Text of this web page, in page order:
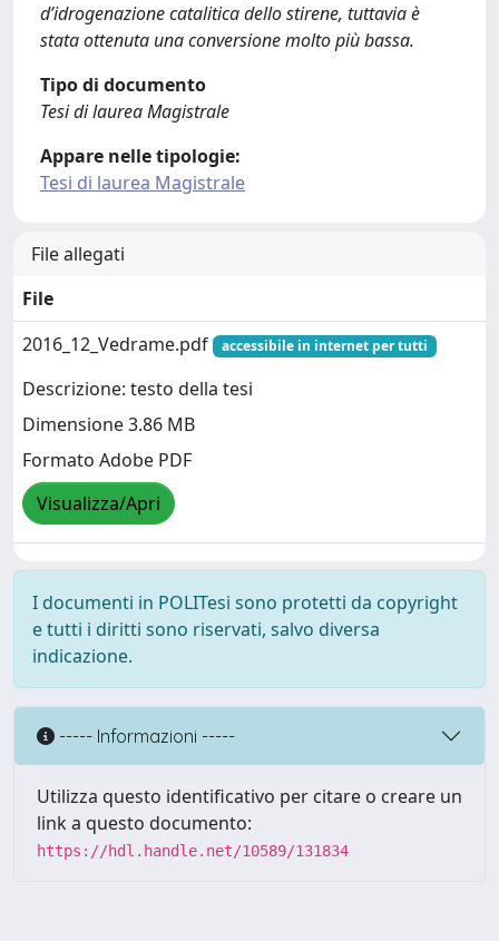
d’idrogenazione catalitica dello stirene, tuttavia è
stata ottenuta una conversione molto più bassa.
Tipo di documento
Tesi di laurea Magistrale
Appare nelle tipologie:
Tesi di laurea Magistrale
File allegati
File
2016_12_Vedrame.pdf
accessibile in internet per tutti
Descrizione: testo della tesi
Dimensione 3.86 MB
Formato Adobe PDF
Visualizza/Apri
I documenti in POLITesi sono protetti da copyright
e tutti i diritti sono riservati, salvo diversa
indicazione.
----- Informazioni -----
Utilizza questo identificativo per citare o creare un
link a questo documento:
https://hdl.handle.net/10589/131834